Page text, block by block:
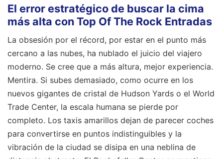
El error estratégico de buscar la cima
más alta con Top Of The Rock Entradas
La obsesión por el récord, por estar en el punto más
cercano a las nubes, ha nublado el juicio del viajero
moderno. Se cree que a más altura, mejor experiencia.
Mentira. Si subes demasiado, como ocurre en los
nuevos gigantes de cristal de Hudson Yards o el World
Trade Center, la escala humana se pierde por
completo. Los taxis amarillos dejan de parecer coches
para convertirse en puntos indistinguibles y la
vibración de la ciudad se disipa en una neblina de